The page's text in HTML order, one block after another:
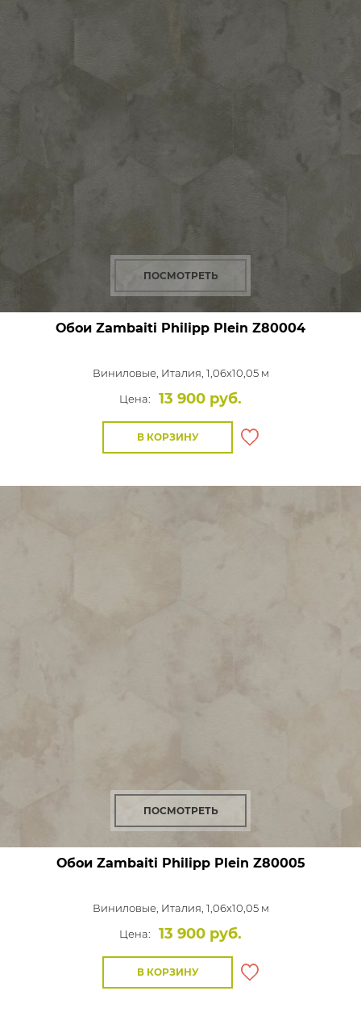
ПОСМОТРЕТЬ
Обои Zambaiti Philipp Plein Z80004
Виниловые, Италия, 1,06x10,05 м
Цена:
13 900 руб.
В КОРЗИНУ
ПОСМОТРЕТЬ
Обои Zambaiti Philipp Plein Z80005
Виниловые, Италия, 1,06x10,05 м
Цена:
13 900 руб.
В КОРЗИНУ